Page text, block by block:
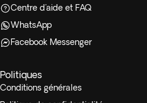
Centre d'aide et FAQ
WhatsApp
Facebook Messenger
Politiques
Conditions générales